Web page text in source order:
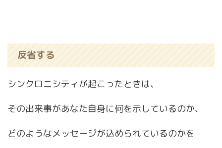
反省する
シンクロニシティが起こったときは、
その出来事があなた自身に何を示しているのか、
どのようなメッセージが込められているのかを